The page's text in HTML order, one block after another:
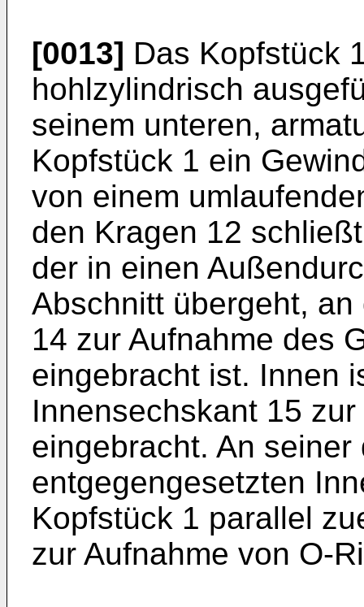
[0013] Das Kopfstück
hohlzylindrisch
seinem unteren,
Kopfstück 1 ein
von einem
den Kragen 12
der in einen
Abschnitt übergeht,
14 zur Aufnahme des
eingebracht ist. Innen
Innensechskant 15
eingebracht. An
entgegengesetzten
Kopfstück 1 parallel
zur Aufnahme von O-